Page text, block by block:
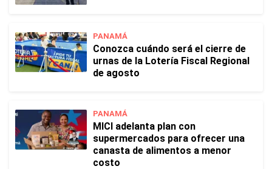
PANAMÁ
Conozca cuándo será el cierre de
urnas de la Lotería Fiscal Regional
de agosto
PANAMÁ
MICI adelanta plan con
supermercados para ofrecer una
canasta de alimentos a menor
costo